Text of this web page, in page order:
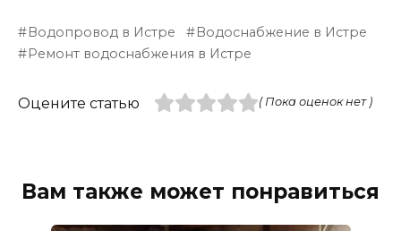
Водопровод в Истре
Водоснабжение в Истре
Ремонт водоснабжения в Истре
Оцените статью ( Пока оценок нет )
Вам также может понравиться